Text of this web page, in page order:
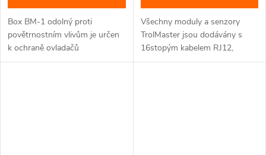
Box BM-1 odolný proti
povětrnostním vlivům je určen
k ochraně ovladačů
TrolMaster...
Všechny moduly a senzory
TrolMaster jsou dodávány s
16stopým kabelem RJ12,
rozbočovačem...